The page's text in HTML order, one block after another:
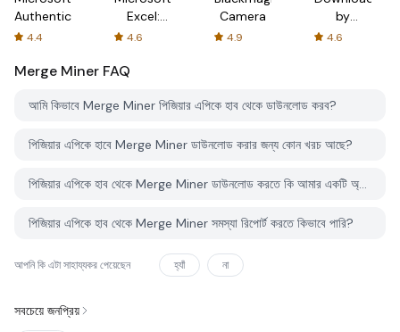
Authenticator
4.4
Excel:
Spreadsheets
4.6
Camera
4.9
by
AFTVnews
4.6
Merge Miner FAQ
আমি কিভাবে Merge Miner পিজিয়ার এপিকে হাব থেকে ডাউনলোড করব?
পিজিয়ার এপিকে হাবে Merge Miner ডাউনলোড করার জন্য কোন খরচ আছে?
পিজিয়ার এপিকে হাব থেকে Merge Miner ডাউনলোড করতে কি আমার একটি অ্যাকাউন্ট দরকার?
পিজিয়ার এপিকে হাব থেকে Merge Miner সমস্যা রিপোর্ট করতে কিভাবে পারি?
আপনি কি এটা সাহায্যকর পেয়েছেন হ্যাঁ না
সবচেয়ে জনপ্রিয়